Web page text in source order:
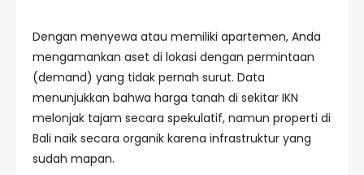
Dengan menyewa atau memiliki apartemen, Anda
mengamankan aset di lokasi dengan permintaan
(demand) yang tidak pernah surut. Data
menunjukkan bahwa harga tanah di sekitar IKN
melonjak tajam secara spekulatif, namun properti di
Bali naik secara organik karena infrastruktur yang
sudah mapan.